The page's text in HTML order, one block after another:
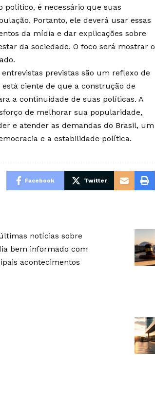
político, é necessário que suas
Portanto, ele deverá usar essas
da mídia e dar explicações sobre
da sociedade. O foco será mostrar o
previstas são um reflexo de
ciente de que a construção de
a continuidade de suas políticas. A
de melhorar sua popularidade,
e atender as demandas do Brasil, um
e a estabilidade política.
Facebook Twitter
notícias sobre
bem informado com
acontecimentos